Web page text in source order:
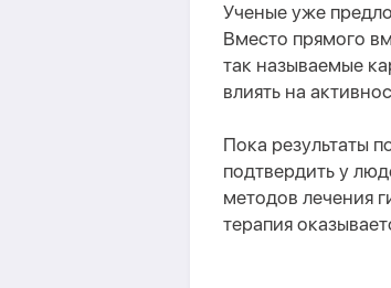
Ученые уже
Вместо прямого
так называемые
влиять на
Пока результаты
подтвердить у
методов лечения
терапия